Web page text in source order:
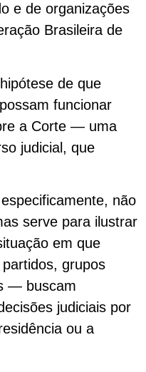
e de organizações
Brasileira de
de que
funcionar
a Corte — uma
judicial, que
não
serve para ilustrar
em que
grupos
— buscam
judiciais por
ou a